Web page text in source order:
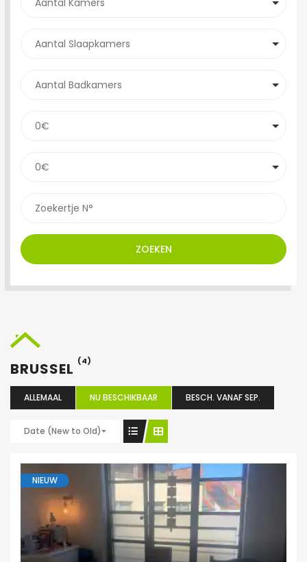
ZOEKEN
BRUSSEL (4)
ALLEMAAL NU BESCHIKBAAR BESCH. VANAF SEP.
Date (New to Old)
NIEUW